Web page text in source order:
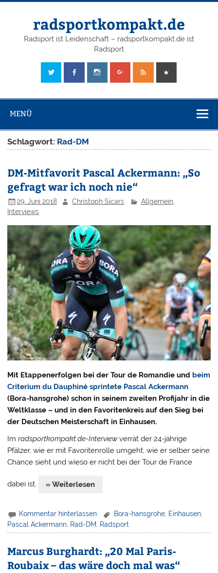
radsportkompakt.de
Radsport ist Leidenschaft – radsportkompakt.de ist
Radsport
MENÜ
Schlagwort: Rad-DM
DM-Mitfavorit Pascal Ackermann: „So
gefragt war ich noch nie“
29. Juni 2018 Christoph Sicars Allgemein,
Interviews
Mit Etappenerfolgen bei der Tour de Romandie und beim
Criterium du Dauphiné sprintete Pascal Ackermann
(Bora-hansgrohe) schon in seinem zweiten Profijahr in die
Weltklasse – und in den Favoritenkreis auf den Sieg bei
der Deutschen Meisterschaft in Einhausen.
Imradsportkompakt.de-Interviewverrät der 24-jährige
Pfälzer, wie er mit Favoritenrolle umgeht, wie er selber seine
Chance sieht und wieso er nicht bei der Tour de France
dabei ist. » Weiterlesen
Kommentar hinterlassen Bora-hansgrohe, Einhausen,
Pascal Ackermann Rad-DM Radsport
Marcus Burghardt: „20 Mal Paris-
Roubaix – das wäre doch mal was“